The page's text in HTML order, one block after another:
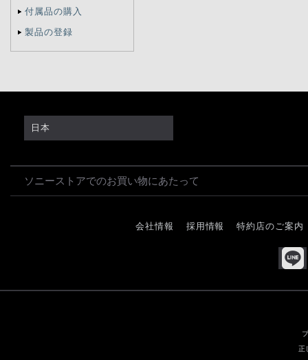
付属品の購入
製品の登録
日本
ソニーストアでのお買い物にあたって
会社情報 採用情報 特約店のご案内
正